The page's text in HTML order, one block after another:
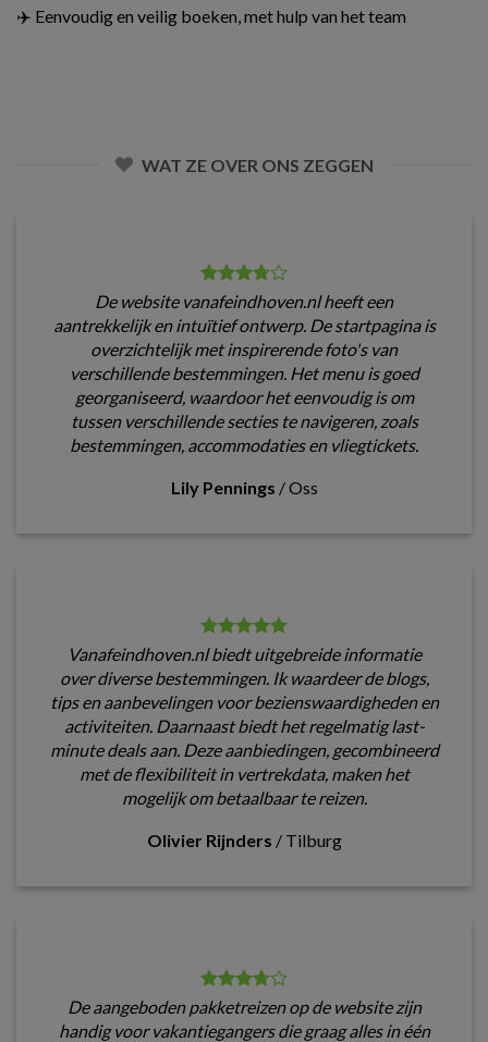
✈️ Eenvoudig en veilig boeken, met hulp van het team
WAT ZE OVER ONS ZEGGEN
De website vanafeindhoven.nl heeft een
aantrekkelijk en intuïtief ontwerp. De startpagina is
overzichtelijk met inspirerende foto's van
verschillende bestemmingen. Het menu is goed
georganiseerd, waardoor het eenvoudig is om
tussen verschillende secties te navigeren, zoals
bestemmingen, accommodaties en vliegtickets.
Lily Pennings /Oss
Vanafeindhoven.nl biedt uitgebreide informatie
over diverse bestemmingen. Ik waardeer de blogs,
tips en aanbevelingen voor bezienswaardigheden en
activiteiten. Daarnaast biedt het regelmatig last-
minute deals aan. Deze aanbiedingen, gecombineerd
met de flexibiliteit in vertrekdata, maken het
mogelijk om betaalbaar te reizen.
Olivier Rijnders / Tilburg
De aangeboden pakketreizen op de website zijn
handig voor vakantiegangers die graag alles in één